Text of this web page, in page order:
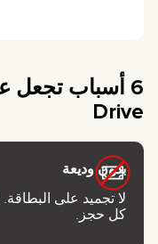
Drive
بدون وديعة
لا تجميد على
كل حجز.